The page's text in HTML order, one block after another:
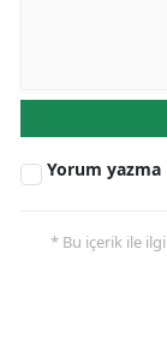
Yorum yazma
* Bu içerik ile